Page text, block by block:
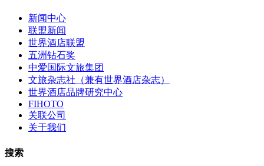
新闻中心
联盟新闻
世界酒店联盟
五洲钻石奖
中爱国际文旅集团
文旅杂志社（兼有世界酒店杂志）
世界酒店品牌研究中心
FIHOTO
关联公司
关于我们
搜索